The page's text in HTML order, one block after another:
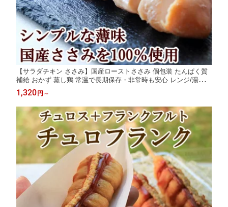
【サラダチキン ささみ】国産ローストささみ 個包装 たんぱく質
補給 おかず 蒸し鶏 常温で長期保存・非常時も安心 レンジ/湯せん
で即食卓、オフィス飯や夜食に 糖質控えめ・脂質ひかえめでボデ
ィメイク ダイエット 向き 単身赴任の差し入れ/まとめ買い/ポイン
ト消化にも
1,320 円 ～